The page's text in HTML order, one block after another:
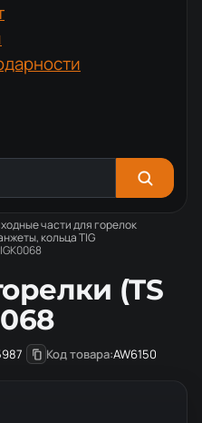
части для горелок
кольца TIG
(TS
Код товара:AW6150